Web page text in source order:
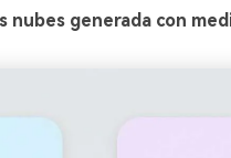
nubes generada con